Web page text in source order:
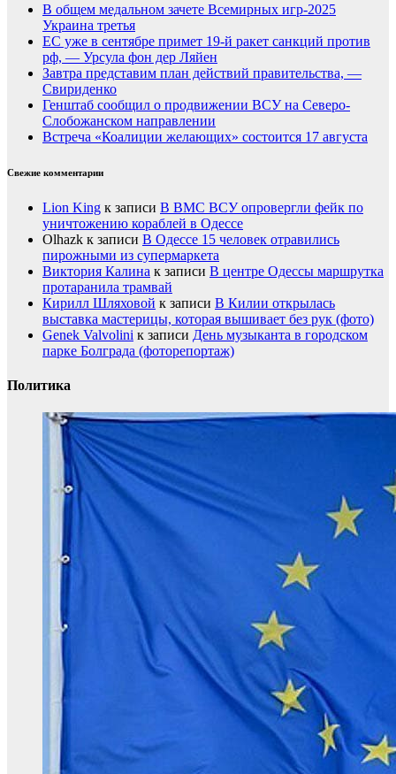
В общем медальном зачете Всемирных игр-2025
Украина третья
ЕС уже в сентябре примет 19-й ракет санкций против
рф, — Урсула фон дер Ляйен
Завтра представим план действий правительства, —
Свириденко
Генштаб сообщил о продвижении ВСУ на Северо-
Слобожанском направлении
Встреча «Коалиции желающих» состоится 17 августа
Свежие комментарии
Lion King к записи В ВМС ВСУ опровергли фейк по
уничтожению кораблей в Одессе
Olhazk к записи В Одессе 15 человек отравились
пирожными из супермаркета
Виктория Калина к записи В центре Одессы маршрутка
протаранила трамвай
Кирилл Шляховой к записи В Килии открылась
выставка мастерицы, которая вышивает без рук (фото)
Genek Valvolini к записи День музыканта в городском
парке Болграда (фоторепортаж)
Политика